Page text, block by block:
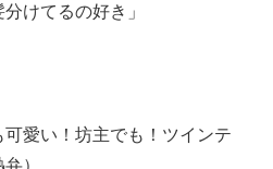
けてるの好き」
愛い！坊主でも！ツインテ